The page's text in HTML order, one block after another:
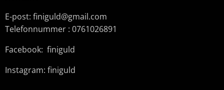
E-post: finiguld@gmail.com
Telefonnummer : 0761026891
Facebook: finiguld
Instagram: finiguld